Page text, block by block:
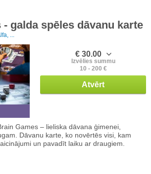
- galda spēles dāvanu karte
...
€ 30.00
Izvēlies summu
10 - 200 €
Atvērt
Games – lieliska dāvana ģimenei,
Dāvanu karte, ko novērtēs visi, kam
un pavadīt laiku ar draugiem.